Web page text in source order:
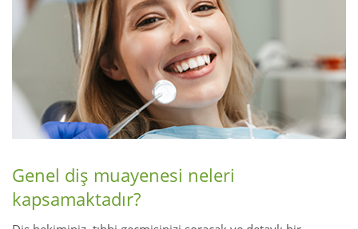
Genel diş muayenesi neleri
kapsamaktadır?